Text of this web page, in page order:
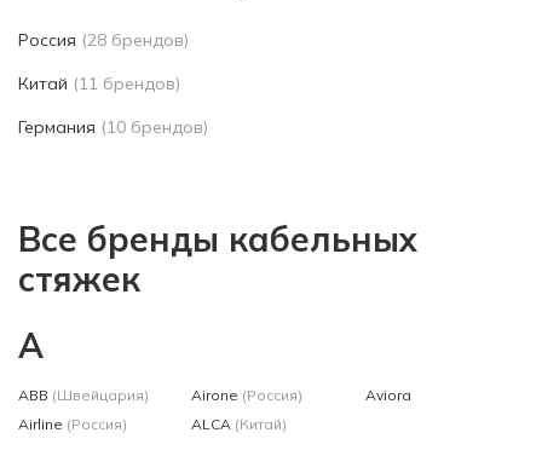
Россия (28 брендов)
Китай (11 брендов)
Германия (10 брендов)
Все бренды кабельных
стяжек
A
ABB (Швейцария)
Airline (Россия)
Airone (Россия)
ALCA (Китай)
Aviora